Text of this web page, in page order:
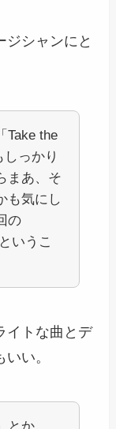
シャンにと
Take the
っかり
まあ、そ
も気にし
の
いうこ
トな曲とデ
い。